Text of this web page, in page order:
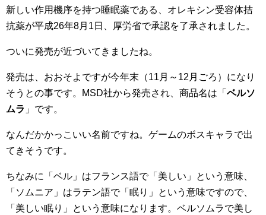
新しい作用機序を持つ睡眠薬である、オレキシン受容体拮
抗薬が平成26年8月1日、厚労省で承認を了承されました。
ついに発売が近づいてきましたね。
発売は、おおそよですが今年末（11月～12月ごろ）になり
そうとの事です。MSD社から発売され、商品名は「 ベルソ
ムラ 」です。
なんだかかっこいい名前ですね。ゲームのボスキャラで出
てきそうです。
ちなみに「ベル」はフランス語で「美しい」という意味、
「ソムニア」はラテン語で「眠り」という意味ですので、
「美しい眠り」という意味になります。ベルソムラで美し